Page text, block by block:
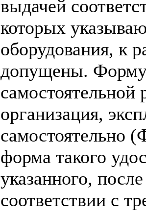
выдачей
которых
оборудования, к
допущены. Форму
самостоятельной
организация,
самостоятельно
форма такого
указанного,
соответствии с